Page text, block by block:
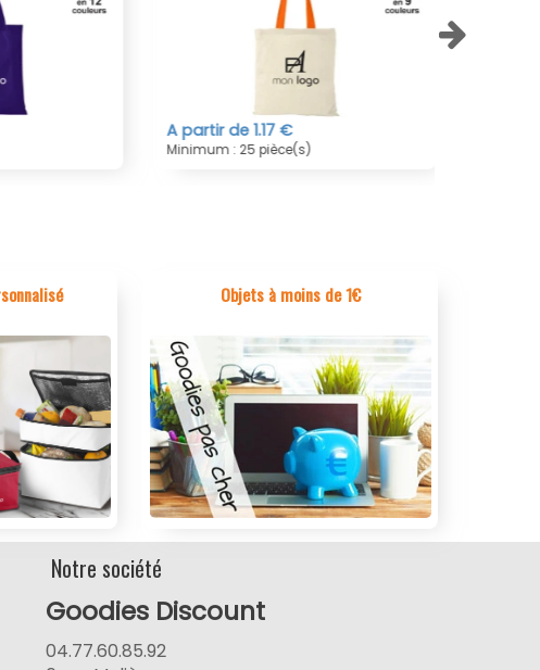
A partir de 1.17 €
Minimum : 25 pièce(s)
Objets à moins de 1€
Notre société
Goodies Discount
04.77.60.85.92